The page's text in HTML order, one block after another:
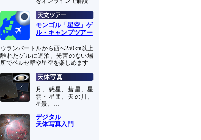
モンゴル「星空」ゲ
ル・キャンプツアー
ウランバートルから西へ250km以上
離れたゲルに連泊。光害のない場
所でペルセ群や星空を楽しめます
月、惑星、彗星、星
雲・星団、天の川、
星景、…
デジタル
天体写真入門